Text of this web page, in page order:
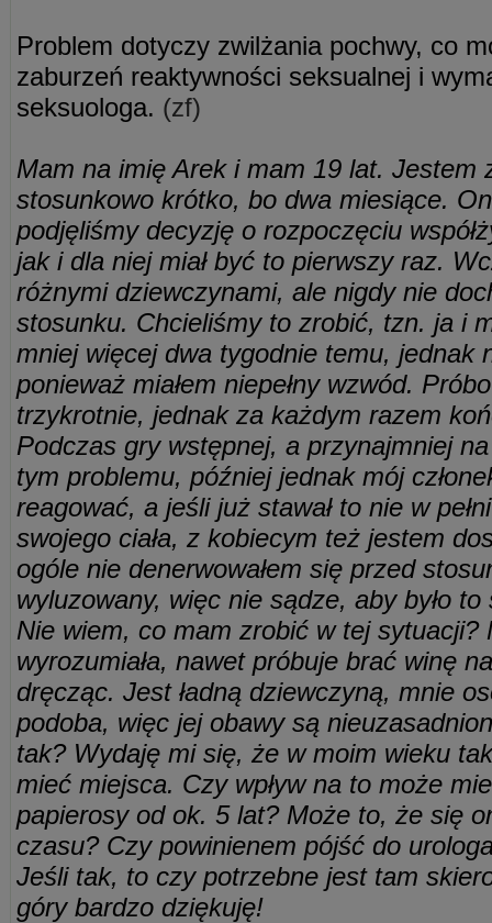
Problem dotyczy zwilżania pochwy, co
zaburzeń reaktywności seksualnej i
seksuologa. (zf)
Mam na imię Arek i mam 19 lat. Jestem
stosunkowo krótko, bo dwa miesiące.
podjęliśmy decyzję o rozpoczęciu
jak i dla niej miał być to pierwszy raz.
różnymi dziewczynami, ale nigdy nie
stosunku. Chcieliśmy to zrobić, tzn. ja i
mniej więcej dwa tygodnie temu, jednak
ponieważ miałem niepełny wzwód.
trzykrotnie, jednak za każdym razem
Podczas gry wstępnej, a przynajmniej
tym problemu, później jednak mój
reagować, a jeśli już stawał to nie w
swojego ciała, z kobiecym też jestem
ogóle nie denerwowałem się przed
wyluzowany, więc nie sądze, aby było
Nie wiem, co mam zrobić w tej sytuacji?
wyrozumiała, nawet próbuje brać winę
dręcząc. Jest ładną dziewczyną, mnie
podoba, więc jej obawy są
tak? Wydaję mi się, że w moim wieku
mieć miejsca. Czy wpływ na to może
papierosy od ok. 5 lat? Może to, że się
czasu? Czy powinienem pójść do
Jeśli tak, to czy potrzebne jest tam
góry bardzo dziękuję!